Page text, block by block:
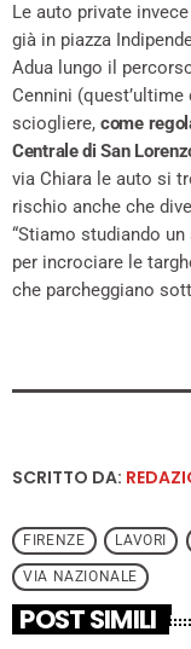
Le auto private
già in piazza
Adua lungo il
Cennini
sciogliere, come
Centrale di San
via Chiara le auto si
rischio anche che
“Stiamo studiando
per incrociare le
che parcheggiano
SCRITTO DA:
FIRENZE LAVORI
VIA NAZIONALE
POST SIMILI